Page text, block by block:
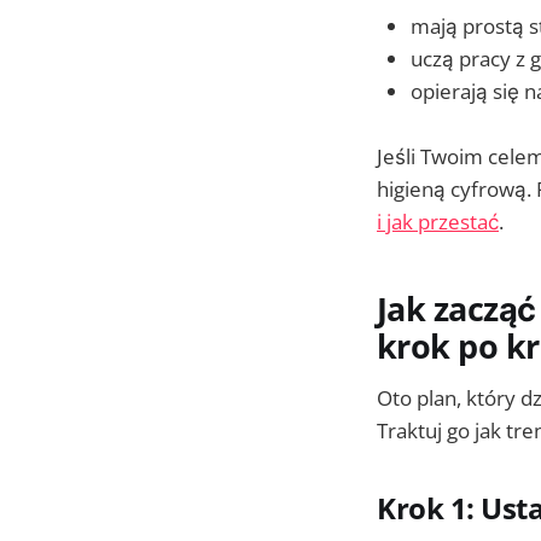
mają prostą
uczą pracy z
opierają się
Jeśli Twoim
higieną cyfrową.
i jak przestać.
Jak
krok po
Oto plan, który
Traktuj go jak
Krok 1: